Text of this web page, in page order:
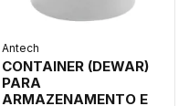
Antech
CONTAINER (DEWAR)
PARA
ARMAZENAMENTO E